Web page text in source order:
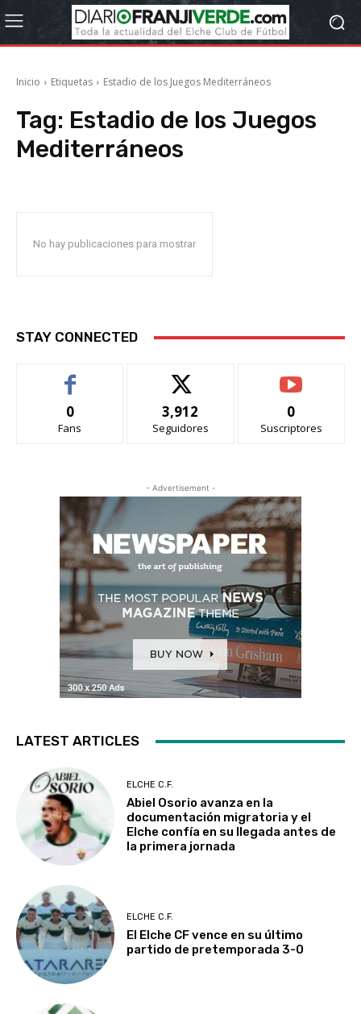
Inicio Etiquetas Estadio de los Juegos Mediterráneos
Tag: Estadio de los Juegos
Mediterráneos
No hay publicaciones para mostrar
STAY CONNECTED
0
Fans
3,912
Seguidores
0
Suscriptores
- Advertisement -
LATEST ARTICLES
ELCHE C.F.
Abiel Osorio avanza en la
documentación migratoria y el
Elche confía en su llegada antes de
la primera jornada
ELCHE C.F.
El Elche CF vence en su último
partido de pretemporada 3-0